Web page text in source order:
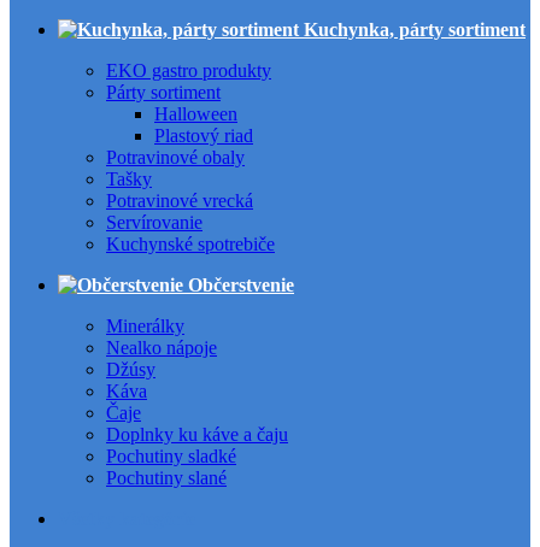
Kuchynka, párty sortiment
EKO gastro produkty
Párty sortiment
Halloween
Plastový riad
Potravinové obaly
Tašky
Potravinové vrecká
Servírovanie
Kuchynské spotrebiče
Občerstvenie
Minerálky
Nealko nápoje
Džúsy
Káva
Čaje
Doplnky ku káve a čaju
Pochutiny sladké
Pochutiny slané